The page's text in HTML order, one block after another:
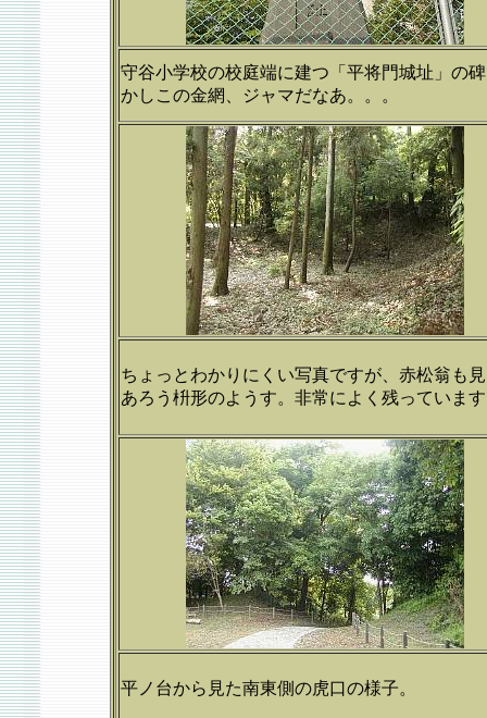
守谷小学校の校庭端に建つ「平将門城址」の
かしこの金網、ジャマだなあ。。。
ちょっとわかりにくい写真ですが、赤松翁も
あろう枡形のようす。非常によく残っていま
平ノ台から見た南東側の虎口の様子。